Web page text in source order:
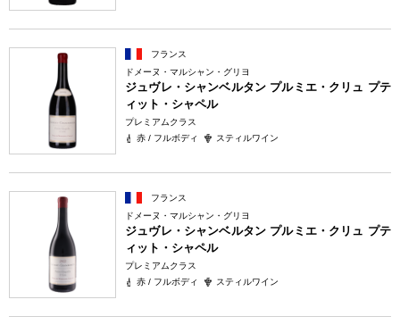
フランス
ドメーヌ・マルシャン・グリヨ
ジュヴレ・シャンベルタン プルミエ・クリュ プテ
ィット・シャペル
プレミアムクラス
赤 / フルボディ
スティルワイン
フランス
ドメーヌ・マルシャン・グリヨ
ジュヴレ・シャンベルタン プルミエ・クリュ プテ
ィット・シャペル
プレミアムクラス
赤 / フルボディ
スティルワイン